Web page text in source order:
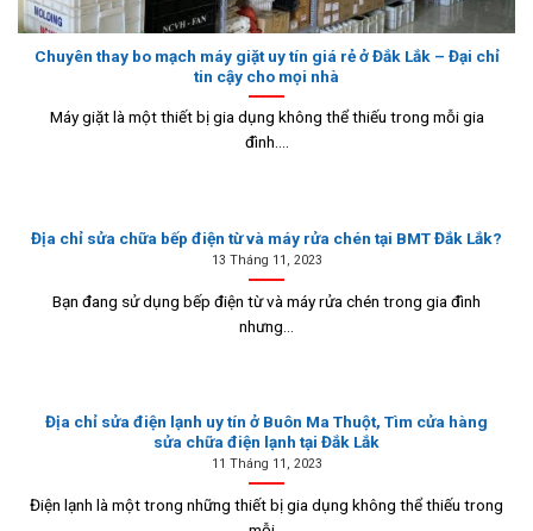
Chuyên thay bo mạch máy giặt uy tín giá rẻ ở Đắk Lắk – Đại chỉ
tin cậy cho mọi nhà
Máy giặt là một thiết bị gia dụng không thể thiếu trong mỗi gia
đình....
Địa chỉ sửa chữa bếp điện từ và máy rửa chén tại BMT Đắk Lắk?
13 Tháng 11, 2023
Bạn đang sử dụng bếp điện từ và máy rửa chén trong gia đình
nhưng...
Địa chỉ sửa điện lạnh uy tín ở Buôn Ma Thuột, Tìm cửa hàng
sửa chữa điện lạnh tại Đắk Lắk
11 Tháng 11, 2023
Điện lạnh là một trong những thiết bị gia dụng không thể thiếu trong